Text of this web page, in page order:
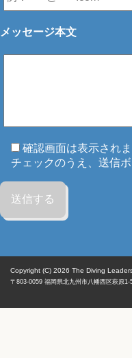
メッセージ本文
確認画面は表示され
チェックのうえ、送信
Copyright (C) 2026 The Diving
〒803-0059 福岡県北九州市八幡西区萩原1-